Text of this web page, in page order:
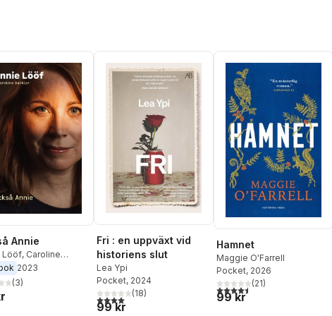
Annie
Lööf, Caroline
2023
5 stjärnor. Totalt antal röster:
(3)
Fri : en uppväxt vid
historiens slut
Lea Ypi
Pocket, 2024
4,0utav 5 stjärnor. Totalt antal röster:
(18)
99 kr
Hamnet
Maggie O'Farrell
Pocket, 2026
4,5utav 5 stjärnor. Totalt
(21)
99 kr